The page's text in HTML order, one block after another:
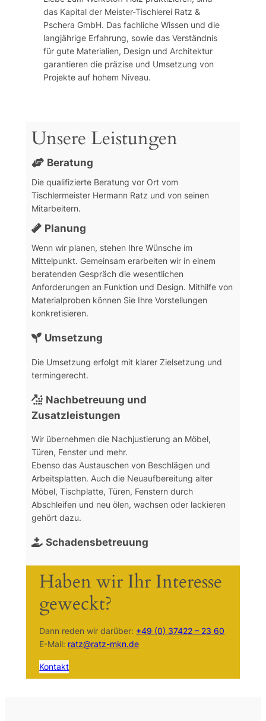
das Kapital der Meister-Tischlerei Ratz &
Pschera GmbH. Das fachliche Wissen und die
langjährige Erfahrung, sowie das Verständnis
für gute Materialien, Design und Architektur
garantieren die präzise und Umsetzung von
Projekte auf hohem Niveau.
Unsere Leistungen
Beratung
Die qualifizierte Beratung vor Ort vom
Tischlermeister Hermann Ratz und von seinen
Mitarbeitern.
Planung
Wenn wir planen, stehen Ihre Wünsche im
Mittelpunkt. Gemeinsam erarbeiten wir in einem
beratenden Gespräch die wesentlichen
Anforderungen an Funktion und Design. Mithilfe von
Materialproben können Sie Ihre Vorstellungen
konkretisieren.
Umsetzung
Die Umsetzung erfolgt mit klarer Zielsetzung und
termingerecht.
Nachbetreuung und
Zusatzleistungen
Wir übernehmen die Nachjustierung an Möbel,
Türen, Fenster und mehr.
Ebenso das Austauschen von Beschlägen und
Arbeitsplatten. Auch die Neuaufbereitung alter
Möbel, Tischplatte, Türen, Fenstern durch
Abschleifen und neu ölen, wachsen oder lackieren
gehört dazu.
Schadensbetreuung
Haben wir Ihr Interesse
geweckt?
Dann reden wir darüber: +49 (0) 37422 – 23 60
E-Mail: ratz@ratz-mkn.de
Kontakt